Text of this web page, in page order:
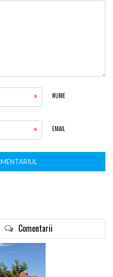
NUME
*
EMAIL
*
Comentarii